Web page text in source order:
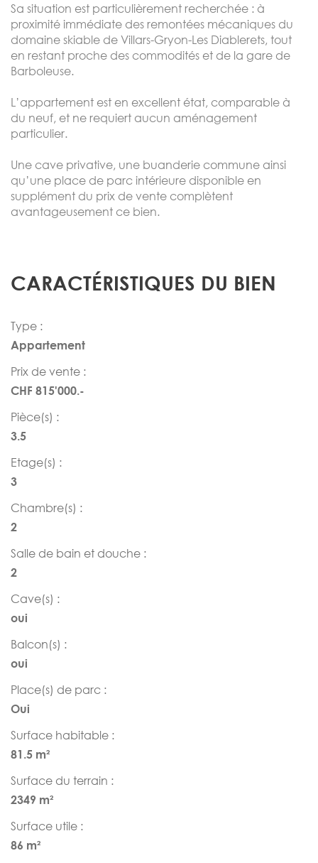
Sa situation est particulièrement recherchée : à
proximité immédiate des remontées mécaniques du
domaine skiable de Villars-Gryon-Les Diablerets, tout
en restant proche des commodités et de la gare de
Barboleuse.
L’appartement est en excellent état, comparable à
du neuf, et ne requiert aucun aménagement
particulier.
Une cave privative, une buanderie commune ainsi
qu’une place de parc intérieure disponible en
supplément du prix de vente complètent
avantageusement ce bien.
CARACTÉRISTIQUES DU BIEN
Type :
Appartement
Prix de vente :
CHF 815'000.-
Pièce(s) :
3.5
Etage(s) :
3
Chambre(s) :
2
Salle de bain et douche :
2
Cave(s) :
oui
Balcon(s) :
oui
Place(s) de parc :
Oui
Surface habitable :
81.5 m²
Surface du terrain :
2349 m²
Surface utile :
86 m²